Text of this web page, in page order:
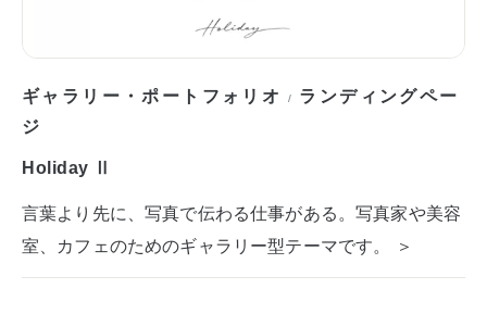
ギャラリー・ポートフォリオ / ランディングペー
ジ
Holiday Ⅱ
言葉より先に、写真で伝わる仕事がある。写真家や美容
室、カフェのためのギャラリー型テーマです。 ＞